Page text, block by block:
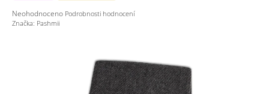
Průměrné
hodnocení
Neohodnoceno Podrobnosti hodnocení
Značka: Pashmii